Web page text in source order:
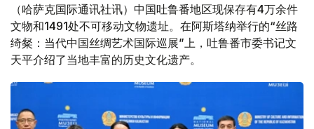
（哈萨克国际通讯社讯）中国吐鲁番地区现保存有4万余件
文物和1491处不可移动文物遗址。在阿斯塔纳举行的“丝路
绮粲：当代中国丝绸艺术国际巡展”上，吐鲁番市委书记文
天平介绍了当地丰富的历史文化遗产。